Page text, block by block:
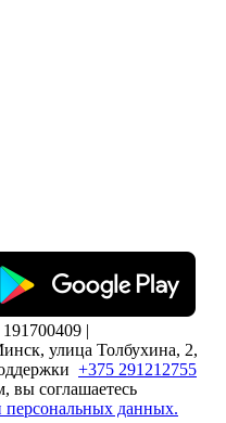
|
улица Толбухина, 2,
+375 291212755
вы соглашаетесь
данных.